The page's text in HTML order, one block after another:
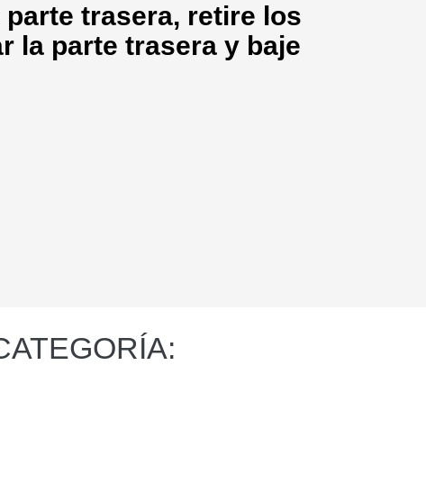
trasera, retire los
la parte trasera y baje